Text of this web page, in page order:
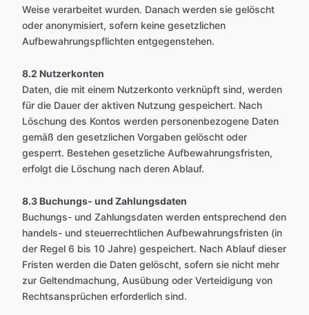
Weise verarbeitet wurden. Danach werden sie gelöscht
oder anonymisiert, sofern keine gesetzlichen
Aufbewahrungspflichten entgegenstehen.
8.2 Nutzerkonten
Daten, die mit einem Nutzerkonto verknüpft sind, werden
für die Dauer der aktiven Nutzung gespeichert. Nach
Löschung des Kontos werden personenbezogene Daten
gemäß den gesetzlichen Vorgaben gelöscht oder
gesperrt. Bestehen gesetzliche Aufbewahrungsfristen,
erfolgt die Löschung nach deren Ablauf.
8.3 Buchungs- und Zahlungsdaten
Buchungs- und Zahlungsdaten werden entsprechend den
handels- und steuerrechtlichen Aufbewahrungsfristen (in
der Regel 6 bis 10 Jahre) gespeichert. Nach Ablauf dieser
Fristen werden die Daten gelöscht, sofern sie nicht mehr
zur Geltendmachung, Ausübung oder Verteidigung von
Rechtsansprüchen erforderlich sind.